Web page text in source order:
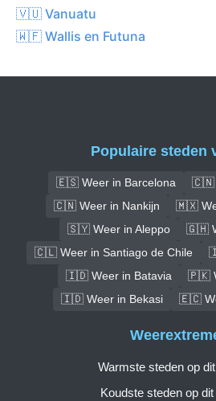
🇻🇺 Vanuatu
🇼🇫 Wallis en Futuna
Populaire steden
🇪🇸 Weer in Barcelona
🇨🇳
🇨🇳 Weer in Nankijn
🇲🇽
🇸🇾 Weer in Aleppo
🇬🇭
🇨🇱 Weer in Santiago de Chile
🇮🇩 Weer in Batavia
🇵🇰
🇮🇩 Weer in Bekasi
🇪🇨
Warmste steden op
Koudste steden op